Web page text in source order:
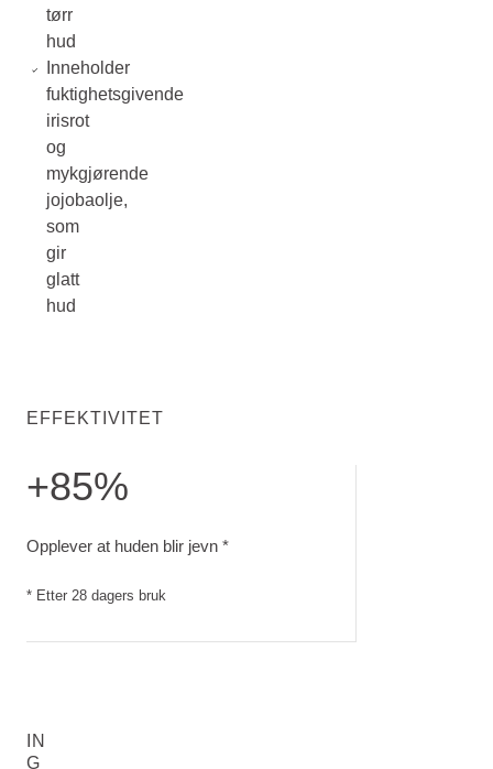
tørr
hud
Inneholder
fuktighetsgivende
irisrot
og
mykgjørende
jojobaolje,
som
gir
glatt
hud
EFFEKTIVITET
+85%
Opplever at huden blir jevn *
* Etter 28 dagers bruk
IN
G